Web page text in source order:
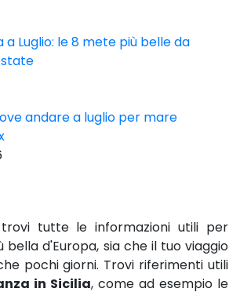
a Luglio: le 8 mete più belle da
andare a luglio per mare
trovi tutte le informazioni utili per
bella d'Europa, sia che il tuo viaggio
pochi giorni. Trovi riferimenti utili
in Sicilia, come ad esempio le